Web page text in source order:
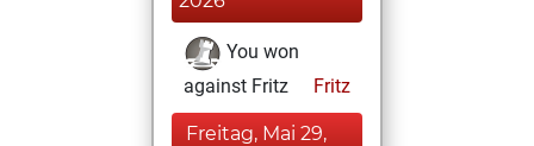
You won
against Fritz
Fritz
Freitag, Mai 29,